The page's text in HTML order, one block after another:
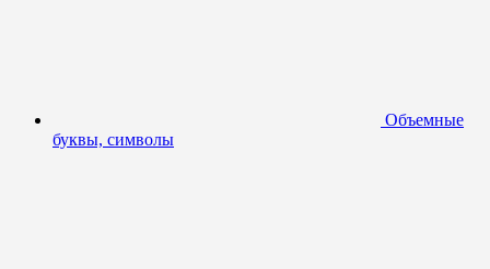
Объемные
буквы, символы